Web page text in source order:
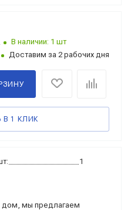
В наличии: 1 шт
Доставим за 2 рабочих дня
В 1 КЛИК
1
дом, мы предлагаем